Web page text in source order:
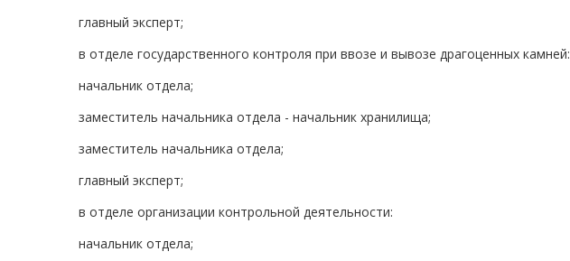
главный эксперт;
в отделе государственного контроля при ввозе и вывозе драгоценных камней:
начальник отдела;
заместитель начальника отдела - начальник хранилища;
заместитель начальника отдела;
главный эксперт;
в отделе организации контрольной деятельности:
начальник отдела;